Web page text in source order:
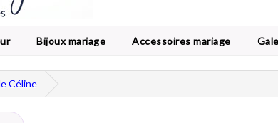
Bijoux mariage Accessoires mariage
Céline